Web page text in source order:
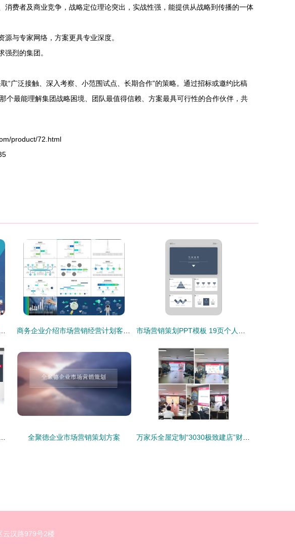
消费者及商业竞争，战略定位理论突出，实战性强，能提供从战略到传播的一体
与专家网络，方案更具专业深度。
烈的集团。
“广泛接触、深入考察、小范围试点、长期合作”的策略。通过招标或邀约比稿
最能理解集团战略困境、团队最值得信赖、方案最具可行性的合作伙伴，共
product/72.html
全聚德企业市场营销策划方案
云汉路979号2楼